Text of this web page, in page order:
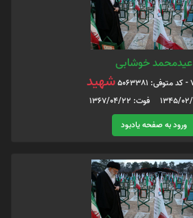
عیدمحمد خوشابی
شهید
ورود به صفحه یادبود